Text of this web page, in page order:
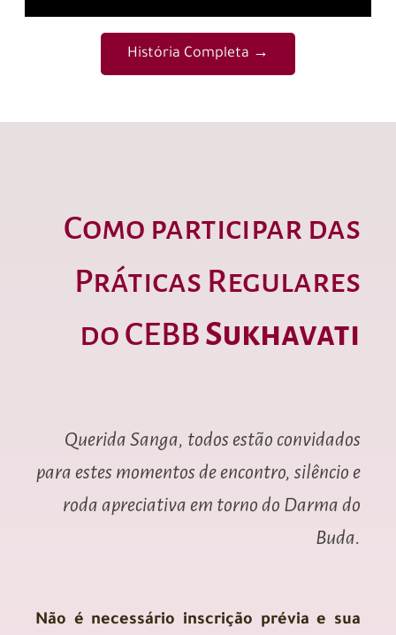
História Completa →
Como participar das
Práticas Regulares
do CEBB Sukhavati
Querida Sanga, todos estão convidados
para estes momentos de encontro, silêncio e
roda apreciativa em torno do Darma do
Buda.
Não é necessário inscrição prévia e sua